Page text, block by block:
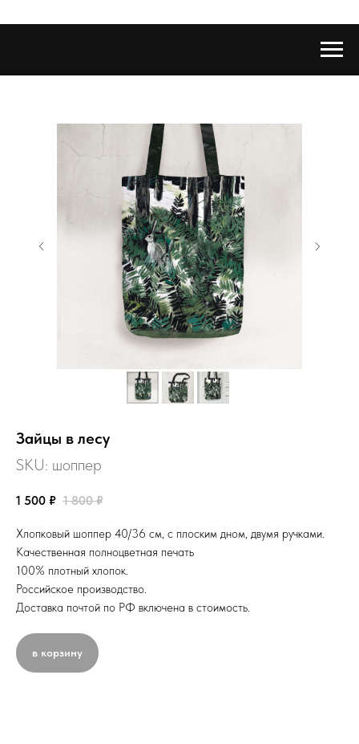
Зайцы в лесу
SKU: шоппер
1 500 ₽ 1 800 ₽
Хлопковый шоппер 40/36 см, с плоским дном, двумя ручками.
Качественная полноцветная печать
100% плотный хлопок.
Российское производство.
Доставка почтой по РФ включена в стоимость.
в корзину